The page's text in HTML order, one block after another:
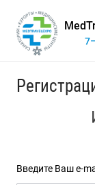
Введите Ваш e-